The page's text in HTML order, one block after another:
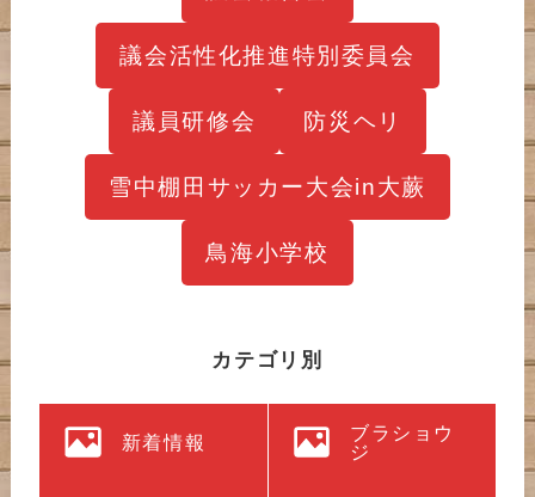
議会活性化推進特別委員会
議員研修会 防災ヘリ
雪中棚田サッカー大会in大蕨
鳥海小学校
カテゴリ別
新着情報
ブラショウ
ジ